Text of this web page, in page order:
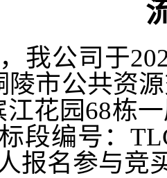
我公司于
陵市公共资
江花园68栋
段编号：
报名参与竞